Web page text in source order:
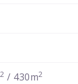
2 / 430m2